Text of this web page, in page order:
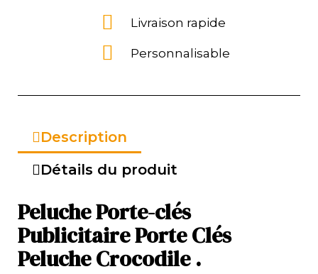
Livraison rapide
Personnalisable
Description
Détails du produit
Peluche Porte-clés
Publicitaire Porte Clés
Peluche Crocodile .